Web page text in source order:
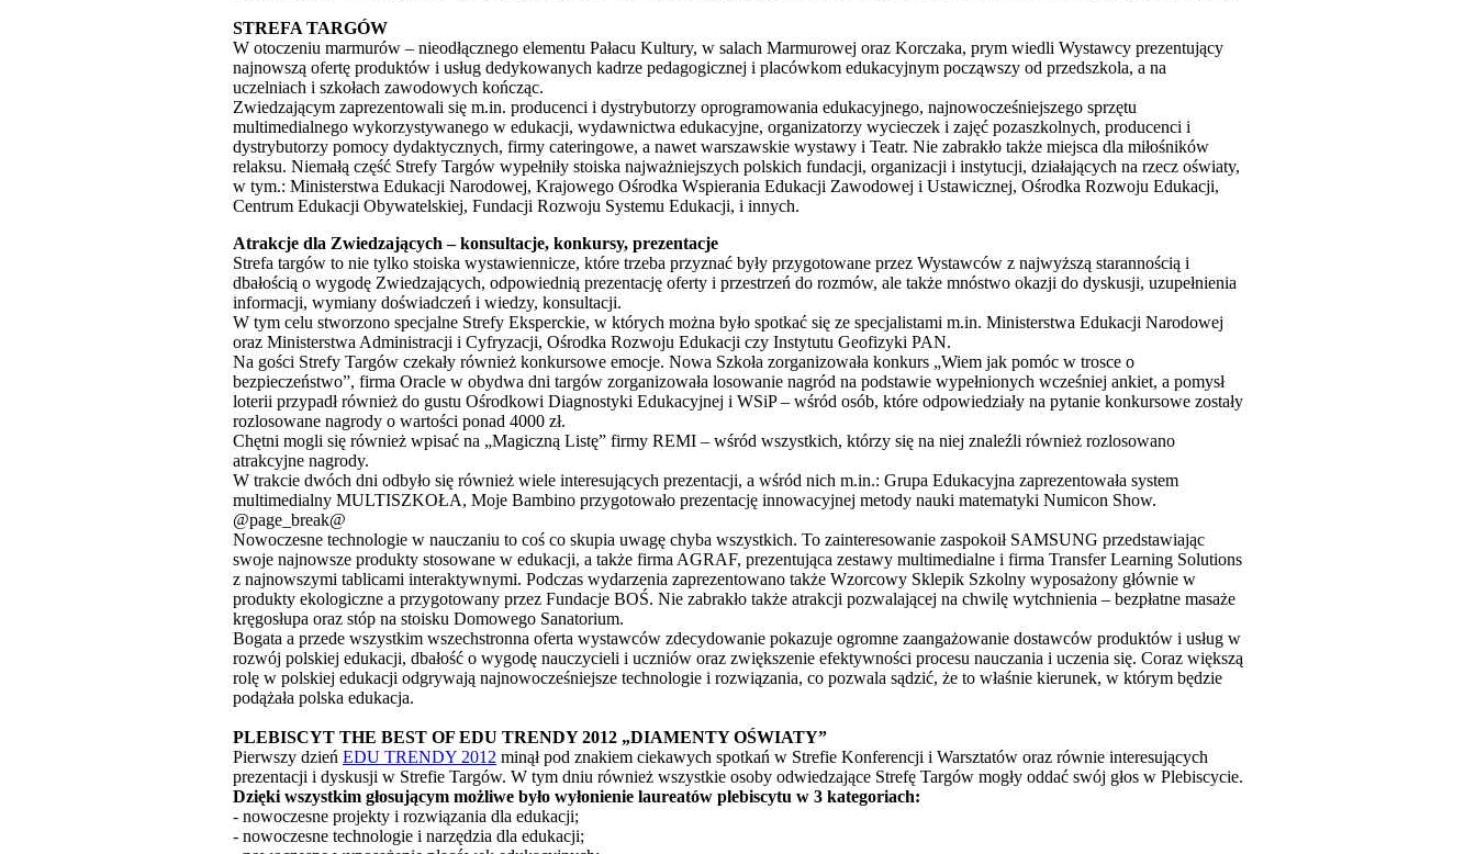
STREFA TARGÓW
W otoczeniu marmurów – nieodłącznego elementu Pałacu Kultury, w salach Marmurowej oraz Korczaka, prym wiedli Wystawcy prezentujący
najnowszą ofertę produktów i usług dedykowanych kadrze pedagogicznej i placówkom edukacyjnym począwszy od przedszkola, a na
uczelniach i szkołach zawodowych kończąc.
Zwiedzającym zaprezentowali się m.in. producenci i dystrybutorzy oprogramowania edukacyjnego, najnowocześniejszego sprzętu
multimedialnego wykorzystywanego w edukacji, wydawnictwa edukacyjne, organizatorzy wycieczek i zajęć pozaszkolnych, producenci i
dystrybutorzy pomocy dydaktycznych, firmy cateringowe, a nawet warszawskie wystawy i Teatr. Nie zabrakło także miejsca dla miłośników
relaksu. Niemałą część Strefy Targów wypełniły stoiska najważniejszych polskich fundacji, organizacji i instytucji, działających na rzecz oświaty,
w tym.: Ministerstwa Edukacji Narodowej, Krajowego Ośrodka Wspierania Edukacji Zawodowej i Ustawicznej, Ośrodka Rozwoju Edukacji,
Centrum Edukacji Obywatelskiej, Fundacji Rozwoju Systemu Edukacji, i innych.
Atrakcje dla Zwiedzających – konsultacje, konkursy, prezentacje
Strefa targów to nie tylko stoiska wystawiennicze, które trzeba przyznać były przygotowane przez Wystawców z najwyższą starannością i
dbałością o wygodę Zwiedzających, odpowiednią prezentację oferty i przestrzeń do rozmów, ale także mnóstwo okazji do dyskusji, uzupełnienia
informacji, wymiany doświadczeń i wiedzy, konsultacji.
W tym celu stworzono specjalne Strefy Eksperckie, w których można było spotkać się ze specjalistami m.in. Ministerstwa Edukacji Narodowej
oraz Ministerstwa Administracji i Cyfryzacji, Ośrodka Rozwoju Edukacji czy Instytutu Geofizyki PAN.
Na gości Strefy Targów czekały również konkursowe emocje. Nowa Szkoła zorganizowała konkurs „Wiem jak pomóc w trosce o
bezpieczeństwo”, firma Oracle w obydwa dni targów zorganizowała losowanie nagród na podstawie wypełnionych wcześniej ankiet, a pomysł
loterii przypadł również do gustu Ośrodkowi Diagnostyki Edukacyjnej i WSiP – wśród osób, które odpowiedziały na pytanie konkursowe zostały
rozlosowane nagrody o wartości ponad 4000 zł.
Chętni mogli się również wpisać na „Magiczną Listę” firmy REMI – wśród wszystkich, którzy się na niej znaleźli również rozlosowano
atrakcyjne nagrody.
W trakcie dwóch dni odbyło się również wiele interesujących prezentacji, a wśród nich m.in.: Grupa Edukacyjna zaprezentowała system
multimedialny MULTISZKOŁA, Moje Bambino przygotowało prezentację innowacyjnej metody nauki matematyki Numicon Show.
@page_break@
Nowoczesne technologie w nauczaniu to coś co skupia uwagę chyba wszystkich. To zainteresowanie zaspokoił SAMSUNG przedstawiając
swoje najnowsze produkty stosowane w edukacji, a także firma AGRAF, prezentująca zestawy multimedialne i firma Transfer Learning Solutions
z najnowszymi tablicami interaktywnymi. Podczas wydarzenia zaprezentowano także Wzorcowy Sklepik Szkolny wyposażony głównie w
produkty ekologiczne a przygotowany przez Fundacje BOŚ. Nie zabrakło także atrakcji pozwalającej na chwilę wytchnienia – bezpłatne masaże
kręgosłupa oraz stóp na stoisku Domowego Sanatorium.
Bogata a przede wszystkim wszechstronna oferta wystawców zdecydowanie pokazuje ogromne zaangażowanie dostawców produktów i usług w
rozwój polskiej edukacji, dbałość o wygodę nauczycieli i uczniów oraz zwiększenie efektywności procesu nauczania i uczenia się. Coraz większą
rolę w polskiej edukacji odgrywają najnowocześniejsze technologie i rozwiązania, co pozwala sądzić, że to właśnie kierunek, w którym będzie
podążała polska edukacja.
PLEBISCYT THE BEST OF EDU TRENDY 2012 „DIAMENTY OŚWIATY”
Pierwszy dzień EDU TRENDY 2012 minął pod znakiem ciekawych spotkań w Strefie Konferencji i Warsztatów oraz równie interesujących
prezentacji i dyskusji w Strefie Targów. W tym dniu również wszystkie osoby odwiedzające Strefę Targów mogły oddać swój głos w Plebiscycie.
Dzięki wszystkim głosującym możliwe było wyłonienie laureatów plebiscytu w 3 kategoriach:
- nowoczesne projekty i rozwiązania dla edukacji;
- nowoczesne technologie i narzędzia dla edukacji;